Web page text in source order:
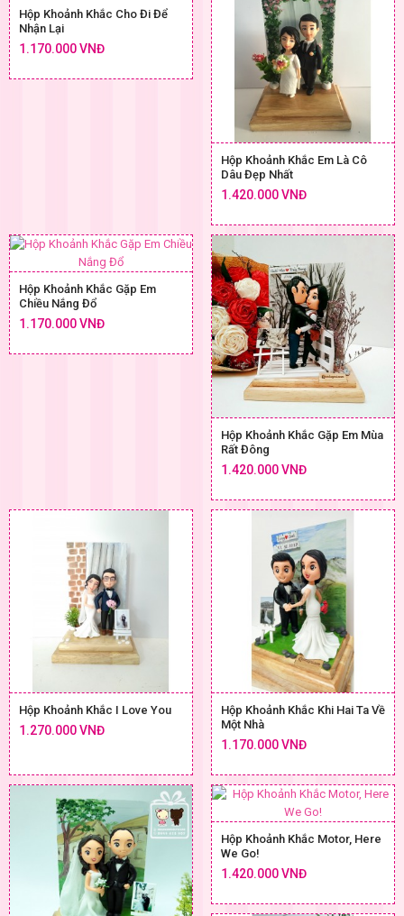
Hộp Khoảnh Khắc Cho Đi Để
Nhận Lại
1.170.000 VNĐ
Hộp Khoảnh Khắc Em Là Cô
Dâu Đẹp Nhất
1.420.000 VNĐ
Hộp Khoảnh Khắc Gặp Em
Chiều Nắng Đổ
1.170.000 VNĐ
Hộp Khoảnh Khắc Gặp Em Mùa
Rất Đông
1.420.000 VNĐ
Hộp Khoảnh Khắc I Love You
1.270.000 VNĐ
Hộp Khoảnh Khắc Khi Hai Ta Về
Một Nhà
1.170.000 VNĐ
Hộp Khoảnh Khắc Motor, Here
We Go!
1.420.000 VNĐ